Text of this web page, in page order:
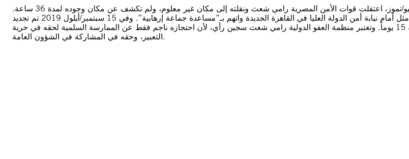
في 5 يوليو/تموز، اعتقلت قوات الأمن المصرية رامي شعث ونقلته إلى مكان غير معلوم، ولم تكشف عن مكان وجوده لمدة 36 ساعة.
ومن ثم مثل أمام نيابة أمن الدولة العليا في القاهرة الجديدة واتهم بـ”مساعدة جماعة إرهابية”. وفي 15 سبتمبر/أيلول 2019 تم تجديد
حبسه 15 يوماً. وتعتبر منظمة العفو الدولية رامي شعث سجين رأي، لأن احتجازه ناجم فقط عن الممارسة السلمية لحقه في حرية
التعبير، وحقه في المشاركة في الشؤون العامة.